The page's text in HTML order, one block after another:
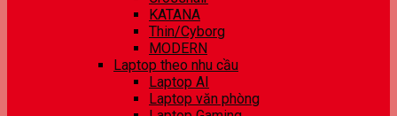
KATANA
Thin/Cyborg
MODERN
Laptop theo nhu cầu
Laptop AI
Laptop văn phòng